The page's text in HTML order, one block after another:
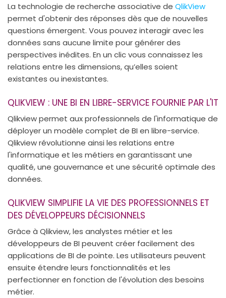
La technologie de recherche associative de QlikView
permet d'obtenir des réponses dès que de nouvelles
questions émergent. Vous pouvez interagir avec les
données sans aucune limite pour générer des
perspectives inédites. En un clic vous connaissez les
relations entre les dimensions, qu’elles soient
existantes ou inexistantes.
QLIKVIEW : UNE BI EN LIBRE-SERVICE FOURNIE PAR L'IT
Qlikview permet aux professionnels de l'informatique de
déployer un modèle complet de BI en libre-service.
Qlikview révolutionne ainsi les relations entre
l'informatique et les métiers en garantissant une
qualité, une gouvernance et une sécurité optimale des
données.
QLIKVIEW SIMPLIFIE LA VIE DES PROFESSIONNELS ET
DES DÉVELOPPEURS DÉCISIONNELS
Grâce à Qlikview, les analystes métier et les
développeurs de BI peuvent créer facilement des
applications de BI de pointe. Les utilisateurs peuvent
ensuite étendre leurs fonctionnalités et les
perfectionner en fonction de l'évolution des besoins
métier.